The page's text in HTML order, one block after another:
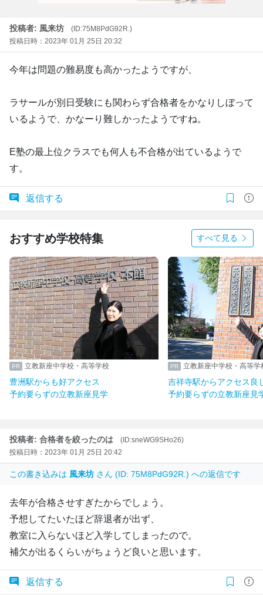
投稿者: 風来坊
(ID:75M8PdG92R.)
投稿日時：2023年 01月 25日 20:32
今年は問題の難易度も高かったようですが、
ラサールが別日受験にも関わらず合格者をかなりしぼって
いるようで、かなーり難しかったようですね。
E塾の最上位クラスでも何人も不合格が出ているようで
す。
返信する
おすすめ学校特集 すべて見る
立教新座中学校・高等学校
豊洲駅からも好アクセス
予約要らずの立教新座見学
立教新座中学校・高等学
吉祥寺駅からアクセス良
予約要らずの立教新座見
投稿者: 合格者を絞ったのは
(ID:sneWG9SHo26)
投稿日時：2023年 01月 25日 20:42
この書き込みは 風来坊 さん (ID: 75M8PdG92R.) への返信です
去年が合格させすぎたからでしょう。
予想してたいたほど辞退者が出ず、
教室に入らないほど入学してしまったので。
補欠が出るくらいがちょうど良いと思います。
返信する